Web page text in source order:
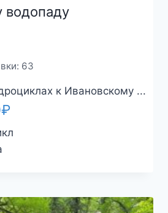
водопаду
63
к Ивановскому ...
₽